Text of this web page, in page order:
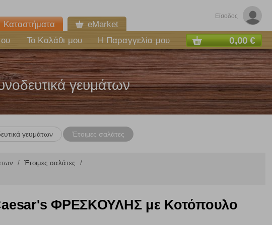
Είσοδος
Καταστήματα
eMarket
Το Καλάθι μου Η Παραγγελία μου 0,00 €
γευμάτων
γευμάτων Έτοιμες σαλάτες
Έτοιμες σαλάτες
ΦΡΕΣΚΟΥΛΗΣ με Κοτόπουλο